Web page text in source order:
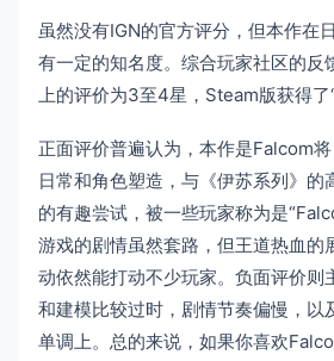
虽然没有IGN的官方评分，但本作在
有一定的知名度。综合玩家社区的反
上的评价为3至4星，Steam版获得了
正面评价普遍认为，本作是Falcom
日常和角色塑造，与《伊苏系列》的
的有趣尝试，被一些玩家称为是
游戏的剧情虽然套路，但王道热血的
动依然能打动不少玩家。负面评价则
和建模比较过时，剧情节奏偏慢，以
单调上。总的来说，如果你喜欢